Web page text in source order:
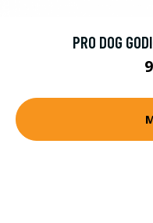
PRO DOG